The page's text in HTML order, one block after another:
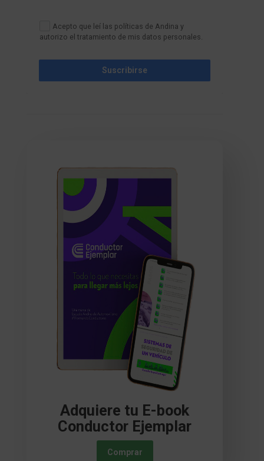
Acepto que leí las políticas de Andina y
autorizo el tratamiento de mis datos personales.
Suscribirse
Adquiere tu E-book
Conductor Ejemplar
Comprar